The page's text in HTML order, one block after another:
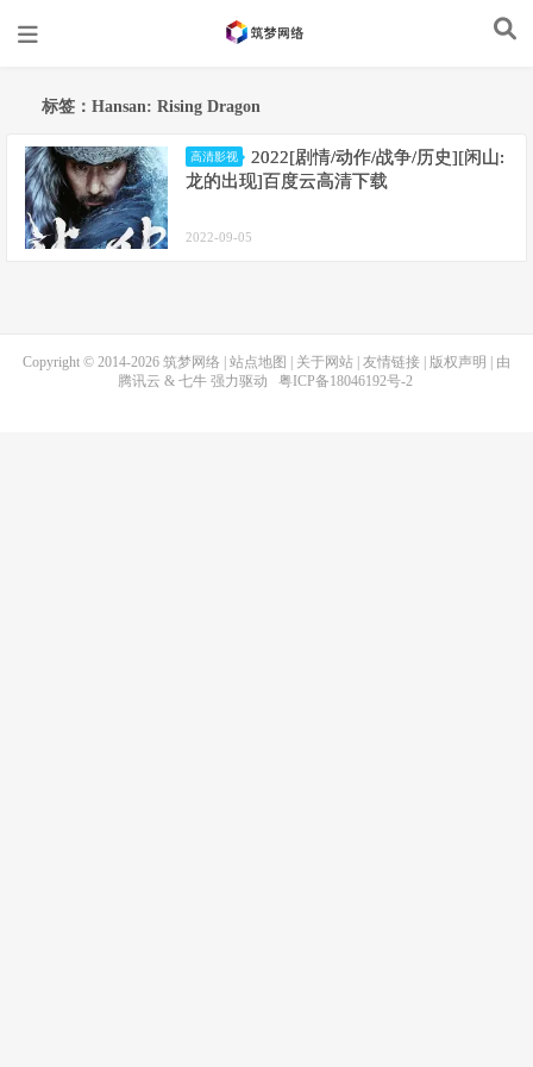
标签：Hansan: Rising Dragon
高清影视
2022[剧情/动作/战争/历史][闲山:
龙的出现]百度云高清下载
2022-09-05
Copyright © 2014-2026 筑梦网络 站点地图 关于网站 友情链接 版权声明
| 由
腾讯云 & 七牛强力驱动 粤ICP备18046192号-2